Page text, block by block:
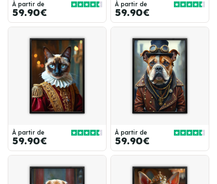
À partir de
59.90€
À partir de
59.90€
À partir de
59.90€
À partir de
59.90€